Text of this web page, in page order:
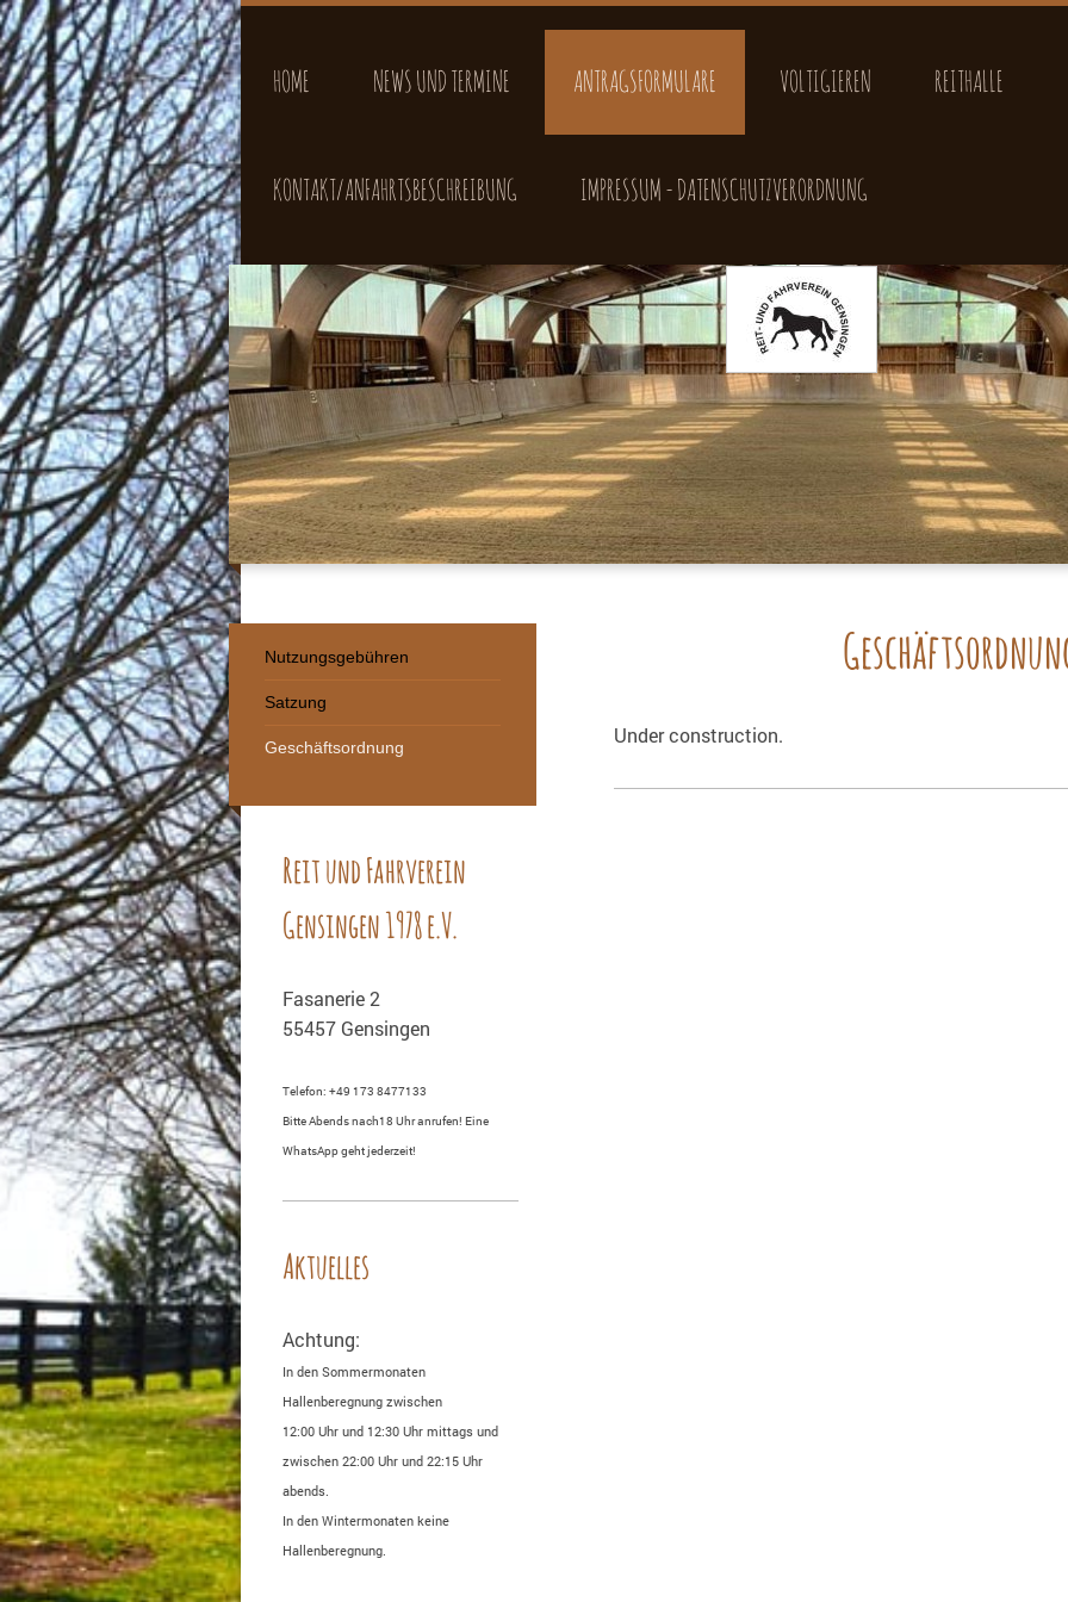
HOME NEWS UND TERMINE ANTRAGSFORMULARE VOLTIGIEREN REITHALLE
KONTAKT/ANFAHRTSBESCHREIBUNG IMPRESSUM - DATENSCHUTZVERORDNUNG
Under construction.
Nutzungsgebühren
Satzung
Geschäftsordnung
Reit und Fahrverein
Gensingen 1978 e.V.
Fasanerie 2
55457 Gensingen
Telefon: +49 173 8477133
Bitte Abends nach18 Uhr anrufen! Eine
WhatsApp geht jederzeit!
Aktuelles
Achtung:
In den Sommermonaten
Hallenberegnung zwischen
12:00 Uhr und 12:30 Uhr mittags und
zwischen 22:00 Uhr und 22:15 Uhr
abends.
In den Wintermonaten keine
Hallenberegnung.